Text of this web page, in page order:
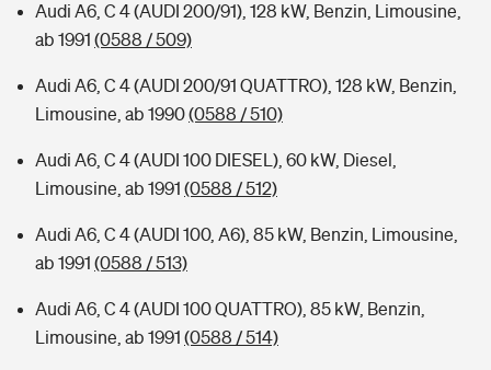
Audi A6, C 4 (AUDI 200/91), 128 kW, Benzin, Limousine,
ab 1991 (0588 / 509)
Audi A6, C 4 (AUDI 200/91 QUATTRO), 128 kW, Benzin,
Limousine, ab 1990(0588 / 510)
Audi A6, C 4 (AUDI 100 DIESEL), 60 kW, Diesel,
Limousine, ab 1991 (0588 / 512)
Audi A6, C 4 (AUDI 100, A6), 85 kW, Benzin, Limousine,
ab 1991 (0588 / 513)
Audi A6, C 4 (AUDI 100 QUATTRO), 85 kW, Benzin,
Limousine, ab 1991 (0588 / 514)